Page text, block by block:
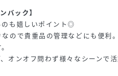
バック】
のも嬉しいポイント◎
ので貴重品の管理などにも便利。
オンオフ問わず様々なシーンで